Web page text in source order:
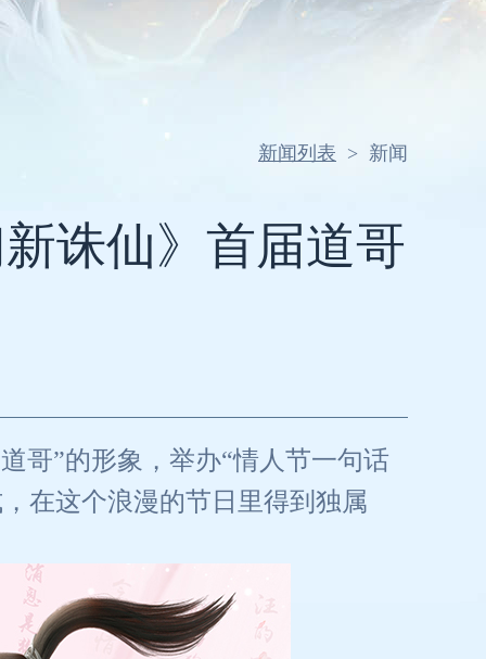
新闻列表 > 新闻
诛仙》首届道哥
哥”的形象，举办“情人节一句话
在这个浪漫的节日里得到独属